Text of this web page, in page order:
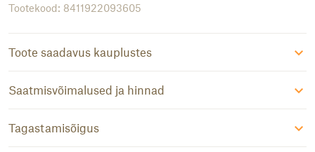
Tootekood: 8411922093605
Toote saadavus kauplustes
Saatmisvõimalused ja hinnad
Tagastamisõigus